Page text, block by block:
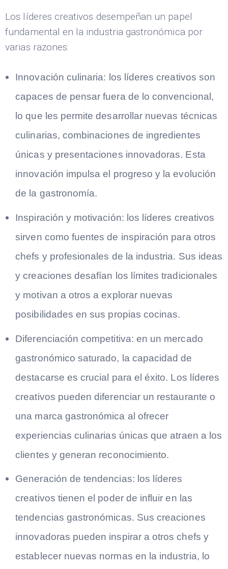
Los líderes creativos desempeñan un papel
fundamental en la industria gastronómica por
varias razones:
Innovación culinaria: los líderes creativos son
capaces de pensar fuera de lo convencional,
lo que les permite desarrollar nuevas técnicas
culinarias, combinaciones de ingredientes
únicas y presentaciones innovadoras. Esta
innovación impulsa el progreso y la evolución
de la gastronomía.
Inspiración y motivación: los líderes creativos
sirven como fuentes de inspiración para otros
chefs y profesionales de la industria. Sus ideas
y creaciones desafían los límites tradicionales
y motivan a otros a explorar nuevas
posibilidades en sus propias cocinas.
Diferenciación competitiva: en un mercado
gastronómico saturado, la capacidad de
destacarse es crucial para el éxito. Los líderes
creativos pueden diferenciar un restaurante o
una marca gastronómica al ofrecer
experiencias culinarias únicas que atraen a los
clientes y generan reconocimiento.
Generación de tendencias: los líderes
creativos tienen el poder de influir en las
tendencias gastronómicas. Sus creaciones
innovadoras pueden inspirar a otros chefs y
establecer nuevas normas en la industria, lo